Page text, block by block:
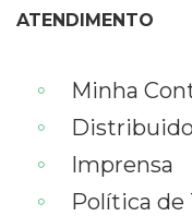
ATENDIMENTO
Minha
Imprensa
Política de